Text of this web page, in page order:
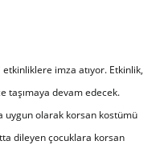
imza atıyor. Etkinlik,
taşımaya devam edecek.
uygun olarak korsan kostümü
dileyen çocuklara korsan